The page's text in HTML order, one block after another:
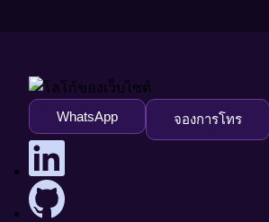
WhatsApp จองการโทร